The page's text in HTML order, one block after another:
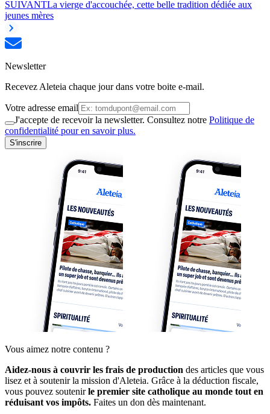
SUIVANTLa vierge d'accouchée, cette belle tradition dédiée aux
jeunes mères
Newsletter
Recevez Aleteia chaque jour dans votre boite e-mail.
Votre adresse email
J'accepte de recevoir la newsletter. Consultez notre Politique de
confidentialité pour en savoir plus.
S'inscrire
Vous aimez notre contenu ?
Aidez-nous à couvrir les frais de production des articles que vous
lisez et à soutenir la mission d'Aleteia. Grâce à la déduction fiscale,
vous pouvez soutenirle premier site catholique au monde tout en
réduisant vos impôts. Faites un don dès maintenant.